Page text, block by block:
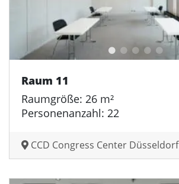
Raum 11
Raumgröße: 26 m²
Personenanzahl: 22
CCD Congress Center Düsseldorf